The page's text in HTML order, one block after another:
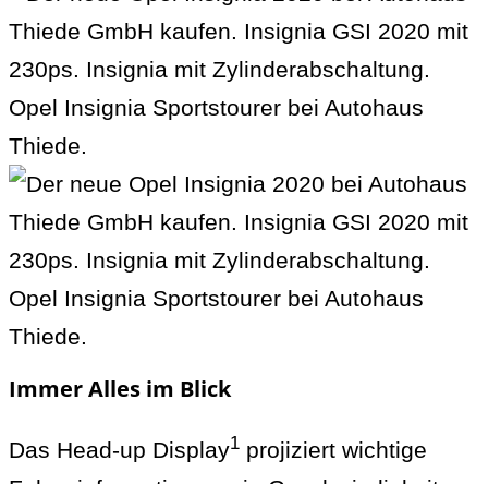
Immer Alles im Blick
Das Head-up Display1 projiziert wichtige